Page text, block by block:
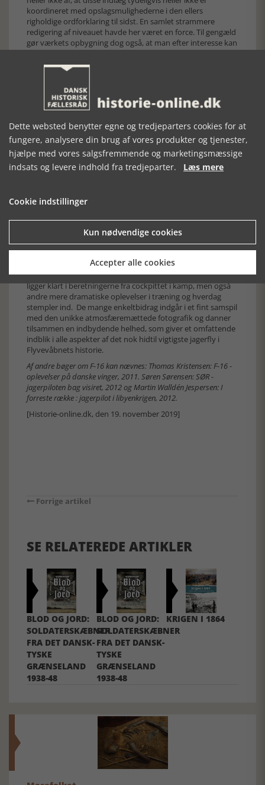
koordineret med opslagsmulighederne i den ellers
righoldige ordforklaring til sidst. En samlet strammere
redigering af niveauet havde her været en force. Til gengæld
gør værkets opbygning dog også, at man efter interesse kan
omfattende pilotberetninger.
Et indbydende og omfattende men også stedvist ujævnt
monument over F-16 Flying Falcons 40 år i Flyvevåbnet, som
trods sine få skønhedspletter afgjort vil blive modtaget med
begejstring af den primære målgruppe. Højdepunkterne
ligger klart i beretningerne fra cockpittet i kamp, men også
andre mere dramatiske oplevelser i træning og hverdag
stempler ind. De mange enkeltbidrag indgår i et fint samspil
med den unikke atmosfæremættede fotografik og danner
tilsammen en indbydende helhed, som giver et omfattende
indblik i alle aspekter af det nok hidtil vigtigste jagerfly i
Flyvevåbnets historie.
Af andre bøger om F-16 kan nævnes: Thomas Kristensen: F-16 -
oplevelser på danske vinger, 2011. Søren Sørensen: SØR -
jagerpiloten bag visiret, 2012 og Martin Walldén Jespersen: I
forreste række : jagerpilot i libyenkrigen, 2012.
[Historie-online.dk, den 19. november 2019]
Forrige artikel
SE RELATEREDE ARTIKLER
BLOD OG JORD:
SOLDATERSKÆBNER
FRA DET DANSK-
TYSKE
GRÆNSELAND
1938-48
BLOD OG JORD:
SOLDATERSKÆBNER
FRA DET DANSK-
TYSKE
GRÆNSELAND
1938-48
KRIGEN I 1864
Dette websted benytter egne og tredjeparters cookies for at
fungere, analysere din brug af vores produkter og tjenester,
hjælpe med vores salgsfremmende og marketingsmæssige
indsats og levere indhold fra tredjeparter. Læs mere
Cookie indstillinger
Kun nødvendige cookies
Accepter alle cookies